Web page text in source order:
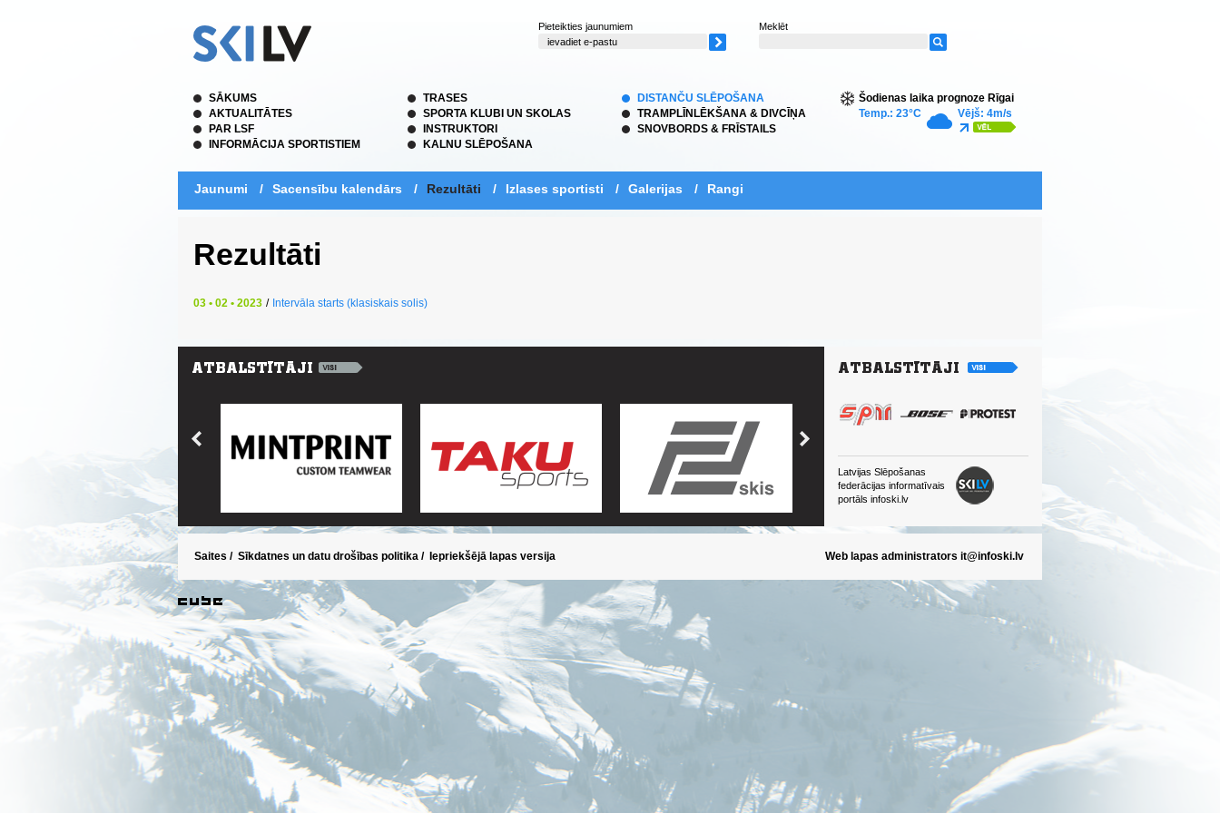
Pieteikties jaunumiem Meklēt
SĀKUMS
AKTUALITĀTES
PAR LSF
INFORMĀCIJA SPORTISTIEM
TRASES
SPORTA KLUBI UN SKOLAS
INSTRUKTORI
KALNU SLĒPOŠANA
DISTANČU SLĒPOŠANA
TRAMPLĪNLĒKŠANA & DIVCĪŅA
SNOVBORDS & FRĪSTAILS
Šodienas laika prognoze Rīgai
Temp.: 23°C
Vējš: 4m/s
Jaunumi / Sacensību kalendārs / Rezultāti / Izlases sportisti / Galerijas / Rangi
Rezultāti
03 • 02 • 2023 / Intervāla starts (klasiskais solis)
Latvijas Slēpošanas
federācijas informatīvais
portāls infoski.lv
Saites / Sīkdatnes un datu drošības politika / Iepriekšējā lapas versija Web lapas administrators it@infoski.lv